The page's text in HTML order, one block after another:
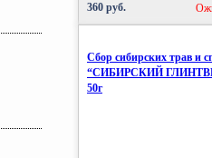
360 руб.
Сбор сибирских трав и
“СИБИРСКИЙ
50г